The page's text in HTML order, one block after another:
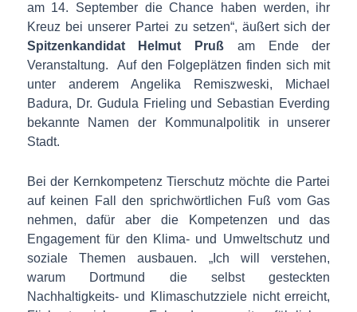
am 14. September die Chance haben werden, ihr
Kreuz bei unserer Partei zu setzen“, äußert sich der
Spitzenkandidat Helmut Pruß am Ende der
Veranstaltung.
Auf den Folgeplätzen finden sich mit
unter anderem Angelika Remiszweski, Michael
Badura, Dr. Gudula Frieling und Sebastian Everding
bekannte Namen der Kommunalpolitik in unserer
Stadt.
Bei der Kernkompetenz Tierschutz möchte die Partei
auf keinen Fall den sprichwörtlichen Fuß vom Gas
nehmen, dafür aber die Kompetenzen und das
Engagement für den Klima- und Umweltschutz und
soziale Themen ausbauen. „Ich will verstehen,
warum Dortmund die selbst gesteckten
Nachhaltigkeits- und Klimaschutzziele nicht erreicht,